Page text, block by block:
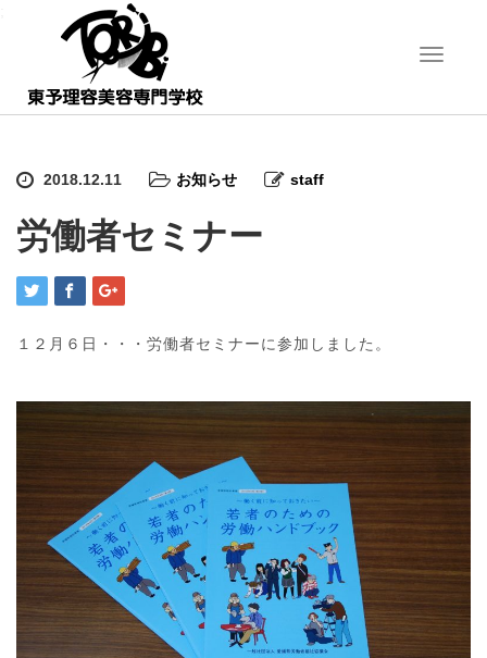
T
2018.12.11 お知らせ staff
労働者セミナー
１２月６日・・・労働者セミナーに参加しました。